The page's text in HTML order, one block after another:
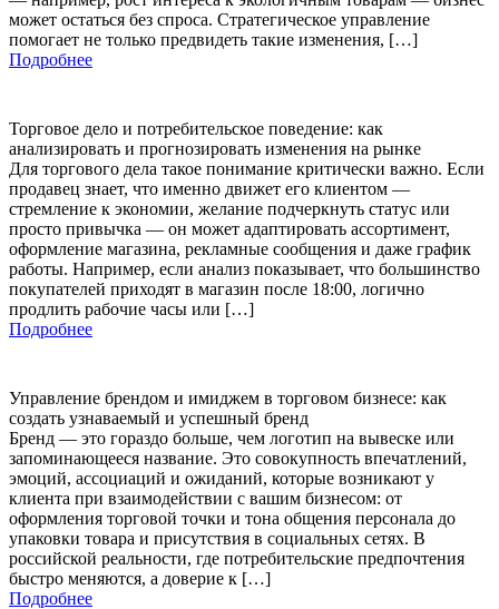
может остаться без спроса. Стратегическое управление
помогает не только предвидеть такие изменения, […]
Подробнее
Торговое дело и потребительское поведение: как
анализировать и прогнозировать изменения на рынке
Для торгового дела такое понимание критически важно. Если
продавец знает, что именно движет его клиентом —
стремление к экономии, желание подчеркнуть статус или
просто привычка — он может адаптировать ассортимент,
оформление магазина, рекламные сообщения и даже график
работы. Например, если анализ показывает, что большинство
покупателей приходят в магазин после 18:00, логично
продлить рабочие часы или […]
Подробнее
Управление брендом и имиджем в торговом бизнесе: как
создать узнаваемый и успешный бренд
Бренд — это гораздо больше, чем логотип на вывеске или
запоминающееся название. Это совокупность впечатлений,
эмоций, ассоциаций и ожиданий, которые возникают у
клиента при взаимодействии с вашим бизнесом: от
оформления торговой точки и тона общения персонала до
упаковки товара и присутствия в социальных сетях. В
российской реальности, где потребительские предпочтения
быстро меняются, а доверие к […]
Подробнее